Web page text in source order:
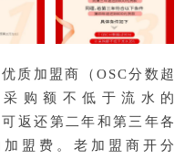
质加盟商（OSC分数超
购额不低于流水的
返还第二年和第三年各
加盟费。老加盟商开分